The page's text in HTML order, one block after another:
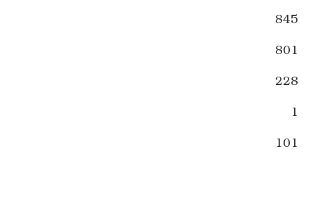
845
801
228
1
101